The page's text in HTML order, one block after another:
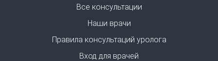
Все консультации
Наши врачи
Правила консультаций уролога
Вход для врачей